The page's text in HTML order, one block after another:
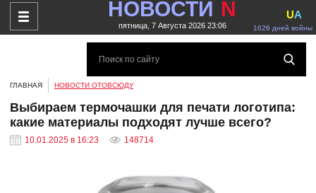
НОВОСТИ N
пятница, 7 Августа 2026 23:06 1626 дней войны
UA
ГЛАВНАЯ НОВОСТИ ОТОВСЮДУ
Выбираем термочашки для печати логотипа:
какие материалы подходят лучше всего?
10.01.2025 в 16:23 148714